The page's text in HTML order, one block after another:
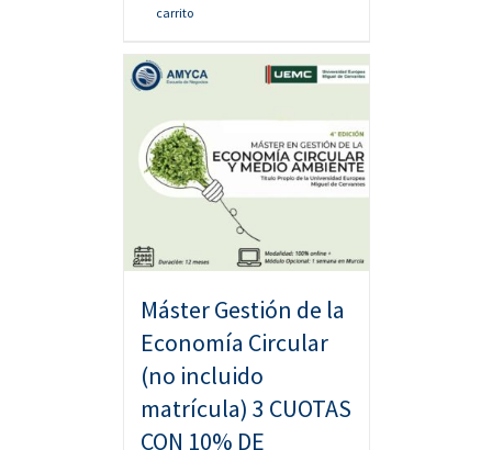
carrito
Máster Gestión de la
Economía Circular
(no incluido
matrícula) 3 CUOTAS
CON 10% DE